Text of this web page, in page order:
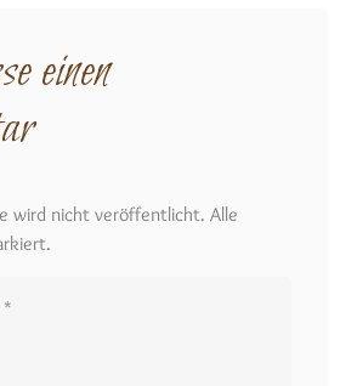
einen
wird nicht veröffentlicht. Alle